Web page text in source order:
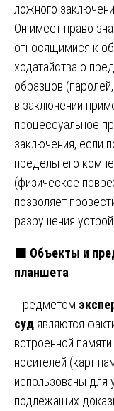
ложного
Он имеет право
относящимися к
ходатайства о
образцов
в заключении
процессуальное
заключения, если
пределы его
(физическое
позволяет
разрушения
🟧 Объекты и
планшета
Предметом
суд являются
встроенной
носителей (карт
использованы для
подлежащих